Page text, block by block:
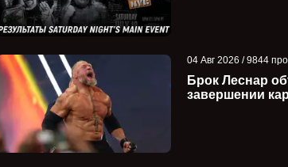
04 Авг 2026 / 9844
Брок Леснар
завершении